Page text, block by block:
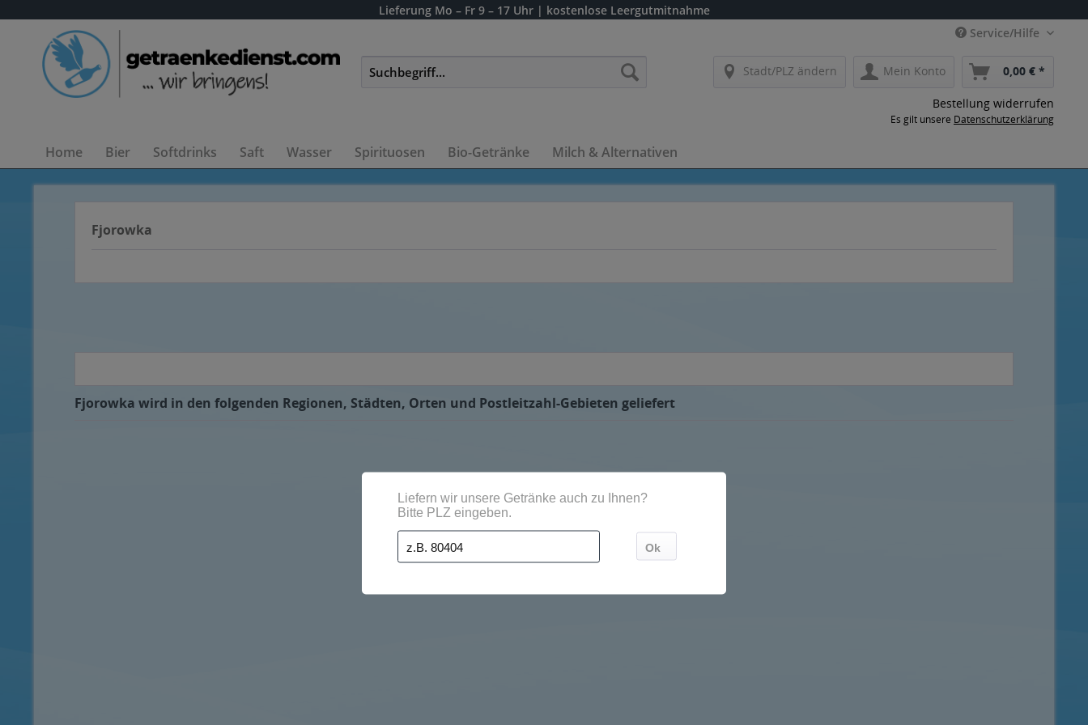
Lieferung Mo – Fr 9 – 17 Uhr | kostenlose Leergutmitnahme
Service/Hilfe
Stadt/PLZ ändern Mein Konto 0,00 € *
Bestellung widerrufen
Es gilt unsere Datenschutzerklärung
Home Bier Softdrinks Saft Wasser Spirituosen Bio-Getränke Milch & Alternativen
Fjorowka
Fjorowka wird in den folgenden Regionen, Städten, Orten und Postleitzahl-Gebieten geliefert